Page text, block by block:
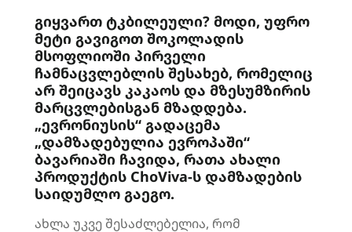
გიყვართ ტკბილეული? მოდი, უფრო
მეტი გავიგოთ შოკოლადის
მსოფლიოში პირველი
ჩამნაცვლებლის შესახებ, რომელიც
არ შეიცავს კაკაოს და მზესუმზირის
მარცვლებისგან მზადდება.
„ევრონიუსის“ გადაცემა
„დამზადებულია ევროპაში“
ბავარიაში ჩავიდა, რათა ახალი
პროდუქტის ChoViva-ს დამზადების
საიდუმლო გაეგო.
ახლა უკვე შესაძლებელია, რომ